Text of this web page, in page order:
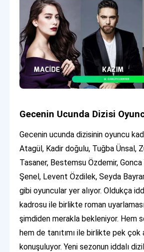
Gecenin Ucunda Dizisi
Gecenin ucunda dizisinin oyuncu
Atagül, Kadir doğulu, Tuğba Ünsal,
Tasaner, Bestemsu Özdemir,
Şenel, Levent Özdilek, Seyda
gibi oyuncular yer alıyor. Oldukça
kadrosu ile birlikte roman
şimdiden merakla bekleniyor. Hem
hem de tanıtımı ile birlikte pek çok
konuşuluyor. Yeni sezonun iddalı